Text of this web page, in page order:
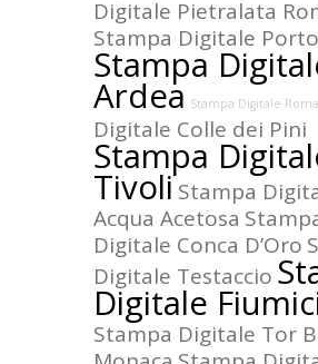
Digitale Pietralata
Stampa Digitale
Stampa
Ardea Stampa Digitale Roma
Digitale Colle dei Pini
Stampa
Tivoli Stampa
Acqua Acetosa
Digitale Conca D’Oro
Digitale Testaccio
Digitale
Stampa Digitale Tor